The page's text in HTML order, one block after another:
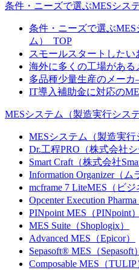
条件・ニーズで選ぶMESシス
条件・ニーズで選ぶ
ム）_TOP
スモールスタートした
海外に多くの工場がある
多品種少量生産のメー
IT導入補助金に対応の
MESシステム（製造実行シス
MESシステム（製造実
Dr.工程PRO（株式会社
Smart Craft（株式会社
Information Organizer（ム
mcframe 7 LiteMES（ビ
Opcenter Execution
PINpoint MES（PINpoint）
MES Suite（Shoplogix）
Advanced MES（Epicor）
Sepasoft® MES（Sepasoft）
Composable MES（TULIP